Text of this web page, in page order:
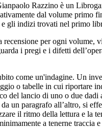
Razzino è un
dal volume primo
gli indizi trovati nel primo
per ogni volume,
i pregi e i difetti
come un'indagine. Un
o tabelle in cui riportare
del lancio di uno o due
un paragrafo all’altro, si
il ritmo della lettura e la
a tenerne traccia